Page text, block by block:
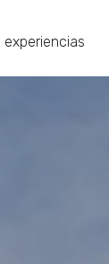
experiencias